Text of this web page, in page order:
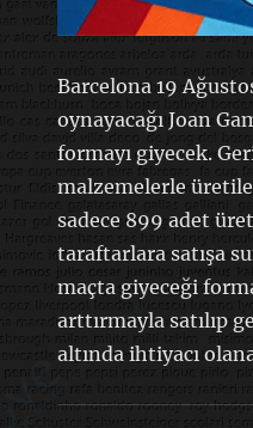
Barcelona 19
oynayacağı Joan
formayı giyecek.
malzemelerle
sadece 899 adet
taraftarlara satışa
maçta giyeceği
arttırmayla satılıp
altında ihtiyacı